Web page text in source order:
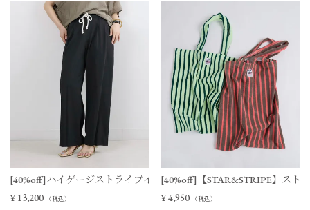
[40%off]ハイゲージストライプイージーパンツ
¥ 13,200 （税込）
[40%off]【STAR&STRIPE】スト
¥4,950 （税込）